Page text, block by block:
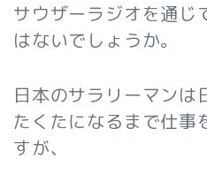
サウザーラジオを通じ
はないでしょうか。
日本のサラリーマンは
たくたになるまで仕事
すが、